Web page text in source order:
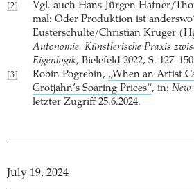
[2]
Vgl. auch Hans-Jürgen Hafner/
mal: Oder Produktion ist
Eusterschulte/Christian Krüger
Autonomie. Künstlerische Praxis
Eigenlogik, Bielefeld 2022, S.
[3] Robin Pogrebin, „When an Artist
Grotjahn’s Soaring Prices“, in: New
letzter Zugriff 25.6.2024.
July 19, 2024